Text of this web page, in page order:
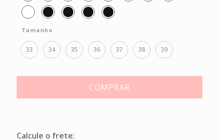
Tamanho
33 34 35 36 37 38 39
COMPRAR
Calcule o frete: